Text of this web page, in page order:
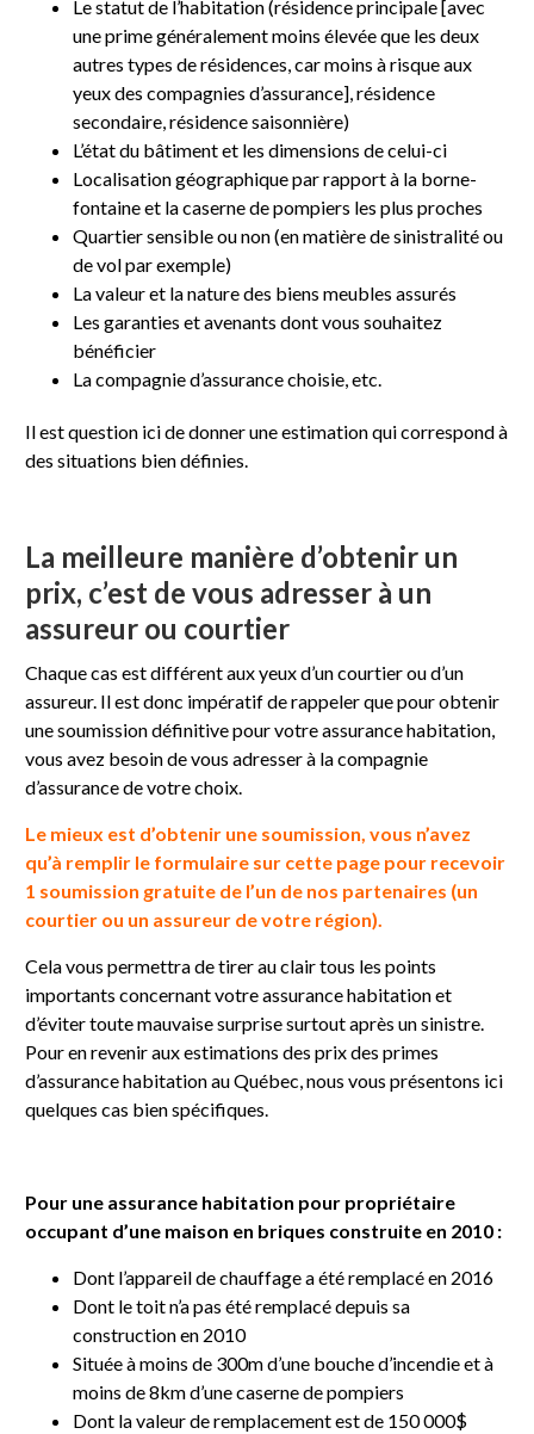
Le statut de l’habitation (résidence principale [avec
une prime généralement moins élevée que les deux
autres types de résidences, car moins à risque aux
yeux des compagnies d’assurance], résidence
secondaire, résidence saisonnière)
L’état du bâtiment et les dimensions de celui-ci
Localisation géographique par rapport à la borne-
fontaine et la caserne de pompiers les plus proches
Quartier sensible ou non (en matière de sinistralité ou
de vol par exemple)
La valeur et la nature des biens meubles assurés
Les garanties et avenants dont vous souhaitez
bénéficier
La compagnie d’assurance choisie, etc.
Il est question ici de donner une estimation qui correspond à
des situations bien définies.
La meilleure manière d’obtenir un
prix, c’est de vous adresser à un
assureur ou courtier
Chaque cas est différent aux yeux d’un courtier ou d’un
assureur. Il est donc impératif de rappeler que pour obtenir
une soumission définitive pour votre assurance habitation,
vous avez besoin de vous adresser à la compagnie
d’assurance de votre choix.
Le mieux est d’obtenir une soumission, vous n’avez
qu’à remplir le formulaire sur cette page pour recevoir
1 soumission gratuite de l’un de nos partenaires (un
courtier ou un assureur de votre région).
Cela vous permettra de tirer au clair tous les points
importants concernant votre assurance habitation et
d’éviter toute mauvaise surprise surtout après un sinistre.
Pour en revenir aux estimations des prix des primes
d’assurance habitation au Québec, nous vous présentons ici
quelques cas bien spécifiques.
Pour une assurance habitation pour propriétaire
occupant d’une maison en briques construite en 2010 :
Dont l’appareil de chauffage a été remplacé en 2016
Dont le toit n’a pas été remplacé depuis sa
construction en 2010
Située à moins de 300m d’une bouche d’incendie et à
moins de 8km d’une caserne de pompiers
Dont la valeur de remplacement est de 150 000$